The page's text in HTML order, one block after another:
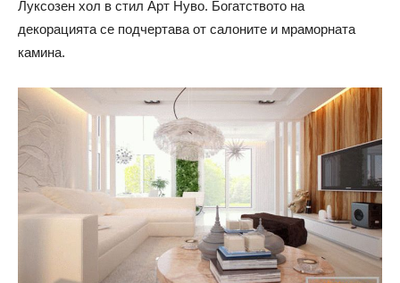
Луксозен хол в стил Арт Нуво. Богатството на
декорацията се подчертава от салоните и мраморната
камина.